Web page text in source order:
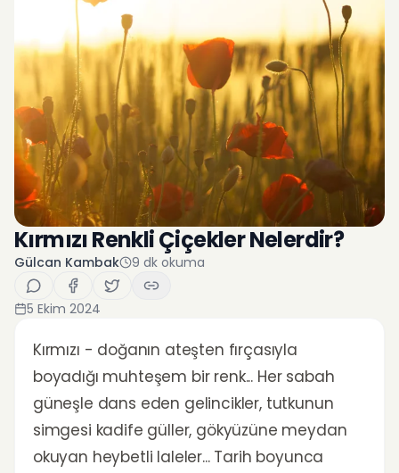
Kırmızı Renkli Çiçekler Nelerdir?
Gülcan Kambak 9 dk okuma
5 Ekim 2024
Kırmızı - doğanın ateşten fırçasıyla
boyadığı muhteşem bir renk... Her sabah
güneşle dans eden gelincikler, tutkunun
simgesi kadife güller, gökyüzüne meydan
okuyan heybetli laleler... Tarih boyunca